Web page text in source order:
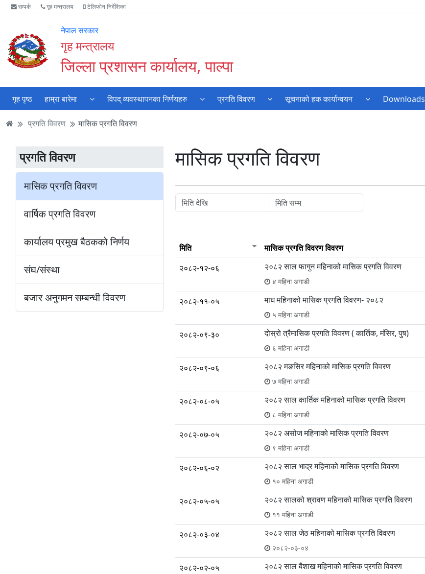
Accessibility
Mode
गर्नुहोस्
मुख्य
सामाग्री
मुख्य
नेभिगेसन
वेबसाइट
खोजमा
सम्पर्क गृह मन्त्रालय टेलिफोन निर्देशिका
नेपाल सरकार
गृह मन्त्रालय
जिल्ला प्रशासन कार्यालय, पाल्पा
गृह पृष्ठ हाम्रा बारेमा विपद् व्यवस्थापनका निर्णयहरु प्रगति विवरण सूचनाको हक कार्यान्वयन Downloads
प्रगति विवरण मासिक प्रगति विवरण
प्रगति विवरण
मासिक प्रगति विवरण
वार्षिक प्रगति विवरण
कार्यालय प्रमुख बैठकको निर्णय
संघ/संस्था
बजार अनुगमन सम्बन्धी विवरण
मासिक प्रगति विवरण
मिति
मासिक प्रगति विवरण विवरण
२०८२-१२-०६
२०८२ साल फागुन महिनाको मासिक प्रगति विवरण
४ महिना अगाडी
२०८२-११-०५ माघ महिनाको मासिक प्रगति विवरण- २०८२
५ महिना अगाडी
२०८२-०९-३० दोस्रो त्रैमासिक प्रगति विवरण ( कार्तिक, मंसिर, पुष)
६ महिना अगाडी
२०८२-०९-०६ २०८२ मङसिर महिनाको मासिक प्रगति विवरण
७ महिना अगाडी
२०८२-०८-०५ २०८२ साल कार्तिक महिनाको मासिक प्रगति विवरण
८ महिना अगाडी
२०८२-०७-०५ २०८२ असोज महिनाको मासिक प्रगति विवरण
९ महिना अगाडी
२०८२-०६-०२ २०८२ साल भाद्र महिनाको मासिक प्रगति विवरण
१० महिना अगाडी
२०८२-०५-०५ २०८२ सालको श्रावण महिनाको मासिक प्रगति विवरण
११ महिना अगाडी
२०८२-०३-०४ २०८२ साल जेठ महिनाको मासिक प्रगति विवरण
२०८२-०३-०४
२०८२-०२-०५ २०८२ साल बैशाख महिनाको मासिक प्रगति विवरण